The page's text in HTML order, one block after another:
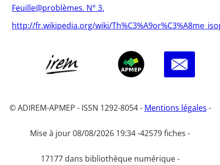
Feuille@problèmes. N° 3.
http://fr.wikipedia.org/wiki/
© ADIREM-APMEP - ISSN 1292-8054 - Mentions légales -
Mise à jour 08/08/2026 19:34 -42579 fiches -
17177 dans bibliothèque numérique -